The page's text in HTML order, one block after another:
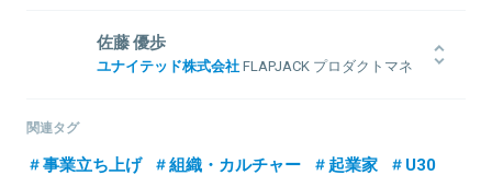
など行い、 1サービスの最大DL記録は世界6,000万DL。これまでの累
計DL数は7,500万DLほど。 現在はエンタメ業界を中心にファンコミ
ュニティやオーディションに特化したサービスを展開中。 その他、
佐藤 優歩
ユナイテッド株式会社FLAPJACK プロダクトマネ
学生時代に長期インターンシップを複数社経験、Webマーケティン
グ業務に携わる。2018年4月に新卒社員としてユナイテッドに入社
後、インターネット広告事業を経て、同年10月、第1回U-PRODUCE
関連タグ
事業立ち上げ 組織・カルチャー 起業家 U30